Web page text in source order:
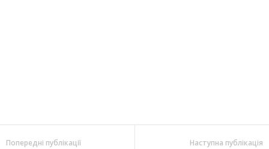
Попередні публікації Наступна публікація